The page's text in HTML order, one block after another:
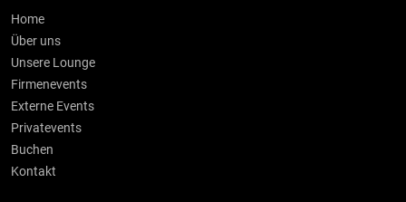
Home
Über uns
Unsere Lounge
Firmenevents
Externe Events
Privatevents
Buchen
Kontakt